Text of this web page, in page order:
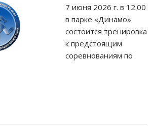
7 июня 2026 г. в 12.00
в парке «Динамо»
состоится тренировка
к предстоящим
соревнованиям по